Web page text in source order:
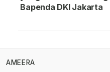
Bapenda DKI Jakarta
AMEERA